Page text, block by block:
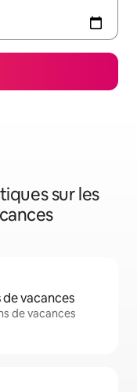
sur les
vacances
de vacances